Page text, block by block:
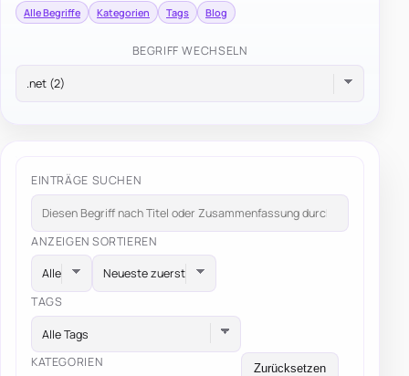
Alle Begriffe Kategorien Tags Blog
BEGRIFF WECHSELN
EINTRÄGE SUCHEN
ANZEIGEN SORTIEREN
TAGS
Alle Tags
KATEGORIEN
Zurücksetzen